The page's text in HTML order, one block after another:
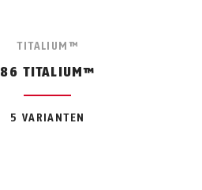
TITALIUM™
86 TITALIUM™
5 VARIANTEN